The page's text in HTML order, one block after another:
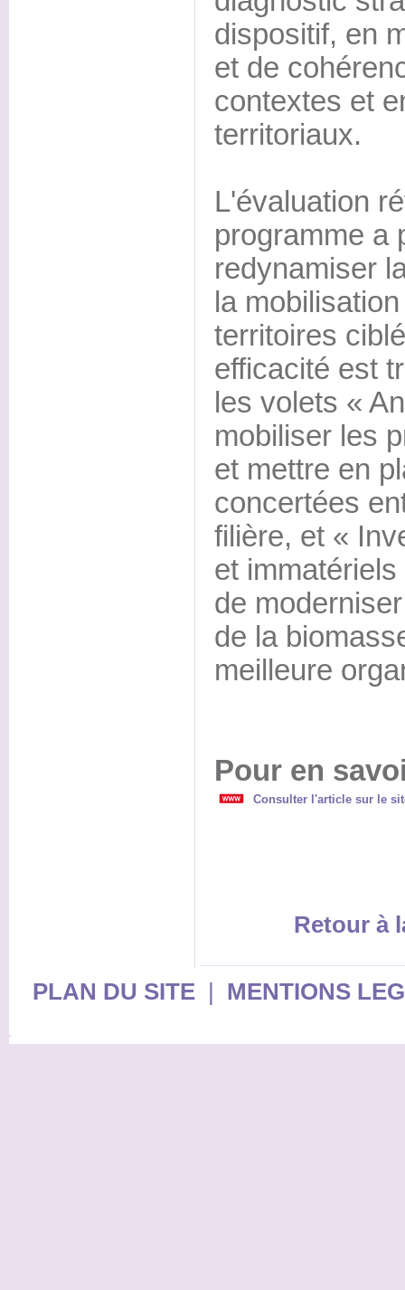
dispositif, en
et de
contextes et
territoriaux.
L'évaluation
programme a
redynamiser
la
territoires
efficacité est
les volets «
mobiliser les
et mettre en
concertées
filière, et «
et
de
de la
meilleure
Pour en
Consulter l'article sur le
Retour à
PLAN DU SITE| MENTIONS